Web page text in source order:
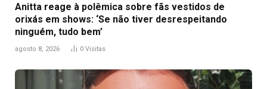
Anitta reage à polêmica sobre fãs vestidos de
orixás em shows: ‘Se não tiver desrespeitando
ninguém, tudo bem’
agosto 8, 2026 0 Visitas